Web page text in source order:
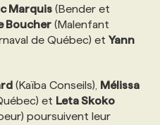
Marquis (Bender et
Boucher (Malenfant
de Québec) et Yann
(Kaïba Conseils), Mélissa
et Leta Skoko
poursuivent leur